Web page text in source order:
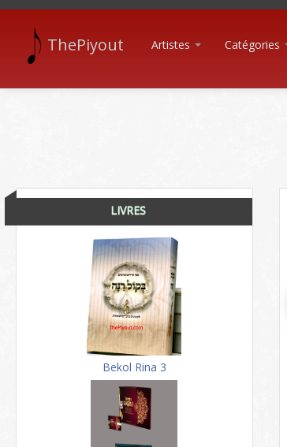
ThePiyout Artistes Catégories
LIVRES
Bekol Rina 3